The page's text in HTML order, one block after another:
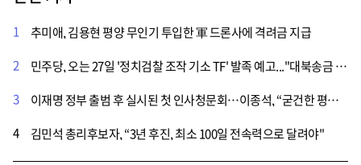
1
추미애, 김용현 평양 무인기 투입한 軍 드론사에 격려금 지급
2
민주당, 오는 27일 '정치검찰 조작 기소 TF' 발족 예고..."대북송금 사건 진상규명할 것"
3
이재명 정부 출범 후 실시된 첫 인사청문회…이종석, “굳건한 평화구축에 이바지”
4
김민석 총리후보자, “3년 후진, 최소 100일 전속력으로 달려야"